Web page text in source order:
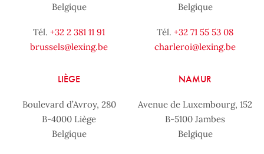
Belgique
Tél. +32 2 381 11 91
brussels@lexing.be
Belgique
Tél. +32 71 55 53 08
charleroi@lexing.be
LIÈGE
Boulevard d’Avroy, 280
B-4000 Liège
Belgique
NAMUR
Avenue de Luxembourg, 152
B-5100 Jambes
Belgique